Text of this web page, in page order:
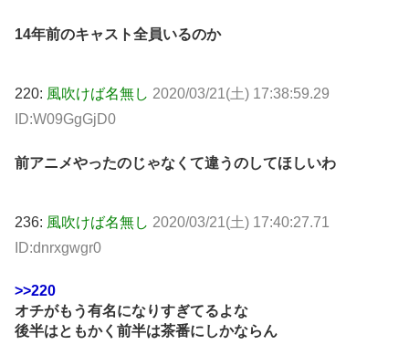
14年前のキャスト全員いるのか
220: 風吹けば名無し 2020/03/21(土) 17:38:59.29
ID:W09GgGjD0
前アニメやったのじゃなくて違うのしてほしいわ
236: 風吹けば名無し 2020/03/21(土) 17:40:27.71
ID:dnrxgwgr0
>>220
オチがもう有名になりすぎてるよな
後半はともかく前半は茶番にしかならん